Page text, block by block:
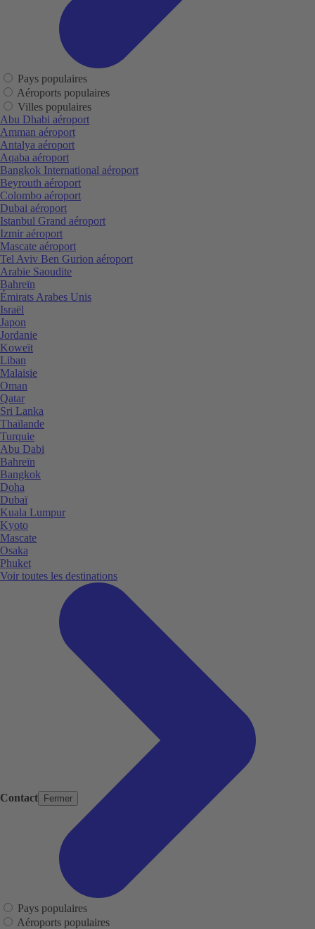
Contact Fermer
Pays populaires
Aéroports populaires
Villes populaires
Abu Dhabi aéroport
Amman aéroport
Antalya aéroport
Aqaba aéroport
Bangkok International aéroport
Beyrouth aéroport
Colombo aéroport
Dubai aéroport
Istanbul Grand aéroport
Izmir aéroport
Mascate aéroport
Tel Aviv Ben Gurion aéroport
Arabie Saoudite
Bahreïn
Émirats Arabes Unis
Israël
Japon
Jordanie
Koweït
Liban
Malaisie
Oman
Qatar
Sri Lanka
Thaïlande
Turquie
Abu Dabi
Bahreïn
Bangkok
Doha
Dubaï
Kuala Lumpur
Kyoto
Mascate
Osaka
Phuket
Voir toutes les destinations
Pays populaires
Aéroports populaires